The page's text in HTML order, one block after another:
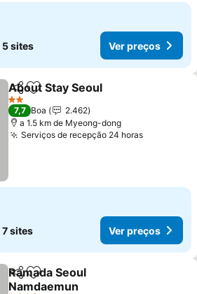
5 sites Ver preços
PartilharAdicionar aos favoritos
About Stay Seoul
2 Estrelas
7,7 Boa
2.462
a 1.5 km de Myeong-dong
Serviços de recepção 24 horas
7 sites Ver preços
PartilharAdicionar aos favoritos
Ramada Seoul
Namdaemun